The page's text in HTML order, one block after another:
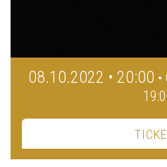
08.10.2022 • 20:00